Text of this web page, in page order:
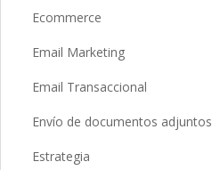
Ecommerce
Email Marketing
Email Transaccional
Envío de documentos adjuntos
Estrategia